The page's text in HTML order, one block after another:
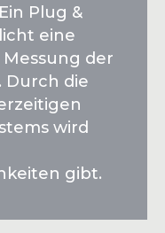
Plug &
eine
der
Durch die
wird
gibt.